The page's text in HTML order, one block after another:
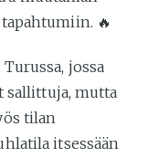
🔥
jossa
sallittuja, mutta
tilan
itsessään